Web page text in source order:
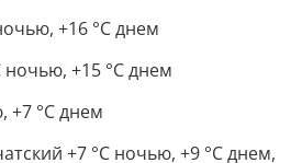
+16 °C днем
ночью, +15 °C днем
+7 °C днем
+7 °C ночью, +9 °C днем,